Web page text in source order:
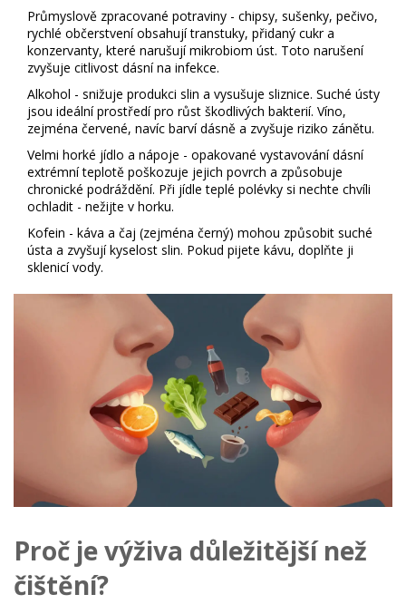
Průmyslově zpracované potraviny - chipsy, sušenky, pečivo,
rychlé občerstvení obsahují transtuky, přidaný cukr a
konzervanty, které narušují mikrobiom úst. Toto narušení
zvyšuje citlivost dásní na infekce.
Alkohol - snižuje produkci slin a vysušuje sliznice. Suché ústy
jsou ideální prostředí pro růst škodlivých bakterií. Víno,
zejména červené, navíc barví dásně a zvyšuje riziko zánětu.
Velmi horké jídlo a nápoje - opakované vystavování dásní
extrémní teplotě poškozuje jejich povrch a způsobuje
chronické podráždění. Při jídle teplé polévky si nechte chvíli
ochladit - nežijte v horku.
Kofein - káva a čaj (zejména černý) mohou způsobit suché
ústa a zvyšují kyselost slin. Pokud pijete kávu, doplňte ji
sklenicí vody.
Proč je výživa důležitější než
čištění?